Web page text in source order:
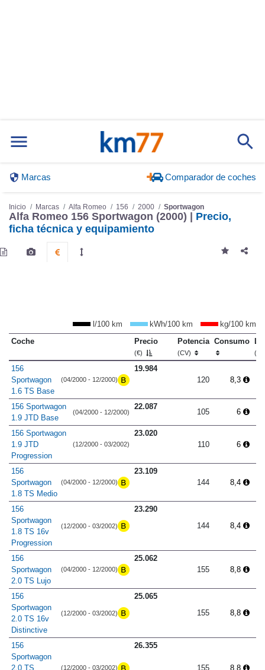
Marcas Comparador de coches
Inicio Marcas Alfa Romeo 156 2000 Sportwagon
Alfa Romeo 156 Sportwagon (2000) | Precio,
ficha técnica y equipamiento
l/100 km kWh/100 km
kg/100 km
Coche
Precio
(€)
Potencia
(CV)
Consumo
156
Sportwagon
1.6 TS Base
(04/2000 - 12/2000)
19.984
120
8,3
156 Sportwagon
1.9 JTD Base
(04/2000 - 12/2000)
22.087
105 6
156 Sportwagon
1.9 JTD
Progression
(12/2000 - 03/2002)
23.020
110
6
156
Sportwagon
1.8 TS Medio
(04/2000 - 12/2000)
23.109
144
8,4
156
Sportwagon
1.8 TS 16v
Progression
(12/2000 - 03/2002)
23.290
144
8,4
156
Sportwagon
2.0 TS Lujo
(04/2000 - 12/2000)
25.062
155
8,8
156
Sportwagon
2.0 TS 16v
Distinctive
(12/2000 - 03/2002)
25.065
155
8,8
156
Sportwagon
2.0 TS
(12/2000 - 03/2002)
26.355
155 8,8